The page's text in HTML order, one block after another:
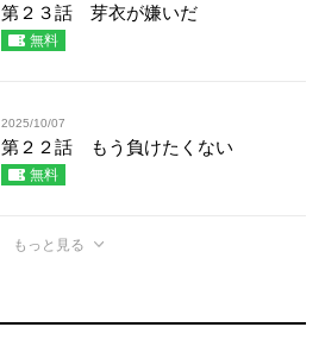
第２３話 芽衣が嫌いだ
無料
2025/10/07
第２２話 もう負けたくない
無料
もっと見る